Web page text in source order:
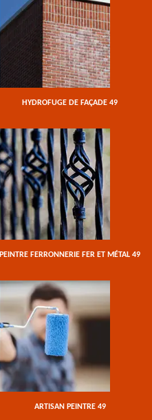
HYDROFUGE DE FAÇADE 49
PEINTRE FERRONNERIE FER ET MÉTAL 49
ARTISAN PEINTRE 49